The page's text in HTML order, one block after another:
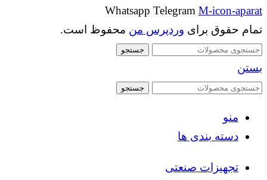
Whatsapp Telegram M-icon-aparat
تمام حقوق برای وردپرس من محفوظ است.
جستجو
بستن
جستجو
منو
دسته بندی ها
تجهیزات صنعتی